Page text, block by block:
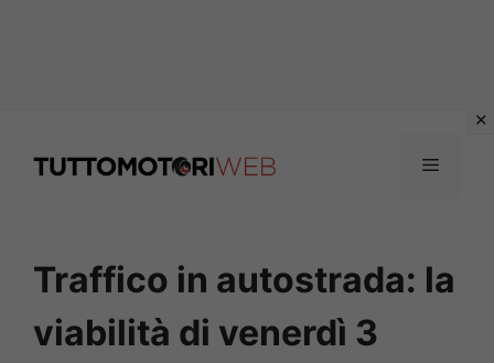
Menu
Traffico in autostrada: la
viabilità di venerdì 3